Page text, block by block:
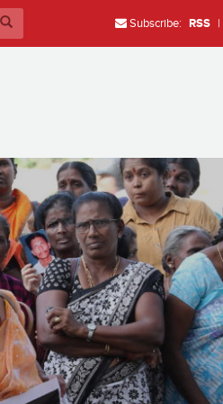
Subscribe: RSS |